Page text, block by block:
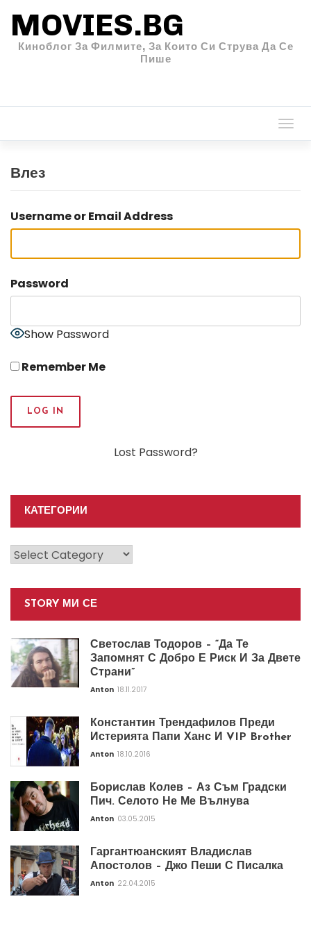
MOVIES.BG
Киноблог За Филмите, За Които Си Струва Да Се
Пише
Влез
Username or Email Address
Password
Show Password
Remember Me
Lost Password?
КАТЕГОРИИ
Категории
STORY МИ СЕ
Светослав Тодоров – “Да Те
Запомнят С Добро Е Риск И За Двете
Страни”
Anton 18.11.2017
Константин Трендафилов Преди
Истерията Папи Ханс И VIP Brother
Anton 18.10.2016
Борислав Колев – Аз Съм Градски
Пич. Селото Не Ме Вълнува
Anton 03.05.2015
Гаргантюанският Владислав
Апостолов – Джо Пеши С Писалка
Anton 22.04.2015